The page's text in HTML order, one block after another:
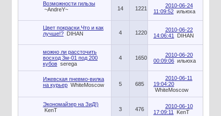
Возможности гильзы
~AndreY~
14 1221
2010-06-24
11:09:52 ильюха
Цвет покраски.Что и как
лучше!?
DIHAN 4 1220
2010-06-22
14:06:41
DIHAN
можно ли рассточить
восход 3м-01 под 200
кубов serega
4 1650
2010-06-20
00:09:06 ильюха
Ижевская пневмо-вилка
на курьер WhiteMoscow 5 685
2010-06-11
19:04:20
WhiteMoscow
Экономайзер на ЗиД!)
KenT
3 476
2010-06-10
17:09:11
KenT